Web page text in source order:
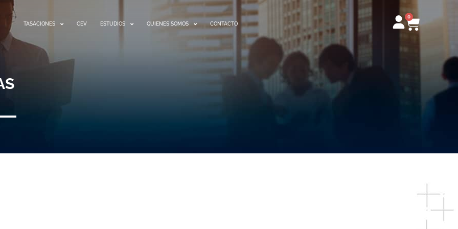
TASACIONES CEV ESTUDIOS QUIENES SOMOS CONTACTO
0
Carrito